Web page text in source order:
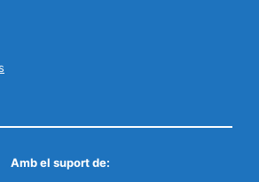
Amb el suport de: